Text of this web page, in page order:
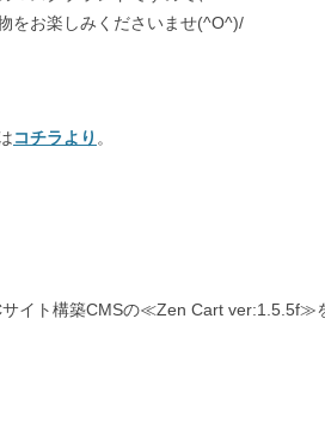
をお楽しみくださいませ(^O^)/
コチラより 。
サイト構築CMSの≪Zen Cart ver:1.5.5f≫